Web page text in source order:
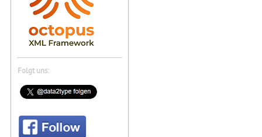
Folgt uns: